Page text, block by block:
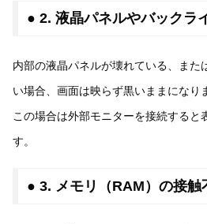
● 2. 液晶パネルやバックラ
内部の液晶パネルが壊れている、また
い場合、画面は映らず黒いままになり
この場合は外部モニターを接続すると
す。
● 3. メモリ（RAM）の接触